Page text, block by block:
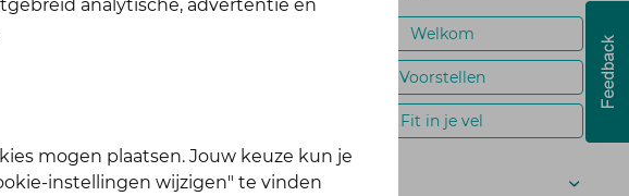
Welkom
Voorstellen
Fit in je vel
Meer
Je kan je hier even
in de community.
analytische, advertentie en
mogen plaatsen. Jouw keuze kun je
instellingen wijzigen" te vinden